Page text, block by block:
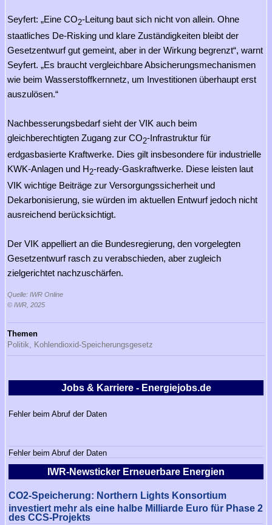
Seyfert: „Eine CO2-Leitung baut sich nicht von allein. Ohne
staatliches De-Risking und klare Zuständigkeiten bleibt der
Gesetzentwurf gut gemeint, aber in der Wirkung begrenzt“, warnt
Seyfert. „Es braucht vergleichbare Absicherungsmechanismen
wie beim Wasserstoffkernnetz, um Investitionen überhaupt erst
auszulösen.“
Nachbesserungsbedarf sieht der VIK auch beim
gleichberechtigten Zugang zur CO2-Infrastruktur für
erdgasbasierte Kraftwerke. Dies gilt insbesondere für industrielle
KWK-Anlagen und H2-ready-Gaskraftwerke. Diese leisten laut
VIK wichtige Beiträge zur Versorgungssicherheit und
Dekarbonisierung, sie würden im aktuellen Entwurf jedoch nicht
ausreichend berücksichtigt.
Der VIK appelliert an die Bundesregierung, den vorgelegten
Gesetzentwurf rasch zu verabschieden, aber zugleich
zielgerichtet nachzuschärfen.
Quelle: IWR Online
© IWR, 2025
Themen
Politik,
Kohlendioxid-Speicherungsgesetz
IWR-Newsticker Erneuerbare Energien
CO2-Speicherung: Northern Lights Konsortium
investiert mehr als eine halbe Milliarde Euro für Phase 2
des CCS-Projekts
Jobs & Karriere - Energiejobs.de
Fehler beim Abruf der Daten
Fehler beim Abruf der Daten